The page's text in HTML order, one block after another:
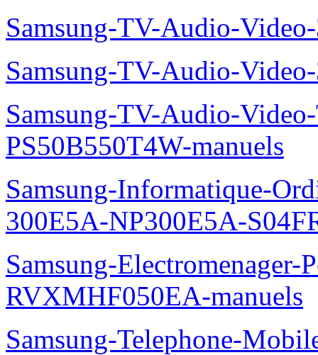
Samsung-TV-Audio-
Samsung-TV-Audio-
Samsung-TV-Audio-
PS50B550T4W-manuels
Samsung-Informatique-
300E5A-NP300E5A-
Samsung-
RVXMHF050EA-manuels
Samsung-Telephone-